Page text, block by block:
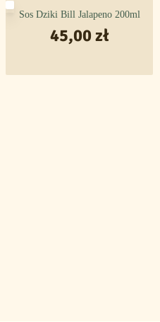
bezpośrednio z
Sos Dziki Bill Jalapeno 200ml
45,00 zł